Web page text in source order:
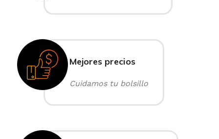
Mejores precios
Cuidamos tu bolsillo